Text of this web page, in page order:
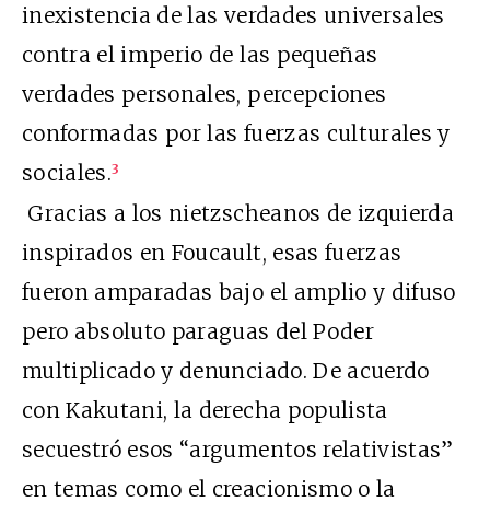
inexistencia de las verdades universales
contra el imperio de las pequeñas
verdades personales, percepciones
conformadas por las fuerzas culturales y
sociales.3
Gracias a los nietzscheanos de izquierda
inspirados en Foucault, esas fuerzas
fueron amparadas bajo el amplio y difuso
pero absoluto paraguas del Poder
multiplicado y denunciado. De acuerdo
con Kakutani, la derecha populista
secuestró esos “argumentos relativistas”
en temas como el creacionismo o la